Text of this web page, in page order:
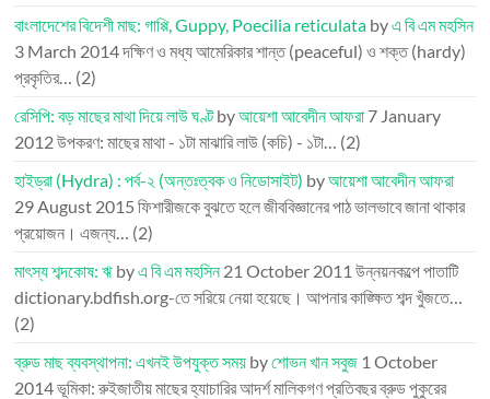
বাংলাদেশের বিদেশী মাছ: গাপ্পি, Guppy, Poecilia reticulata byএ বি এম মহসিন
3 March 2014দক্ষিণ ও মধ্য আমেরিকার শান্ত (peaceful) ও শক্ত (hardy)
প্রকৃতির… (2)
রেসিপি: বড় মাছের মাথা দিয়ে লাউ ঘণ্টbyআয়েশা আবেদীন আফরা 7 January
2012উপকরণ: মাছের মাথা - ১টা মাঝারি লাউ (কচি) - ১টা… (2)
হাইড্রা (Hydra) : পর্ব-২ (অন্তঃত্বক ও নিডোসাইট) byআয়েশা আবেদীন আফরা
29 August 2015 ফিশারীজকে বুঝতে হলে জীববিজ্ঞানের পাঠ ভালভাবে জানা থাকার
প্রয়োজন। এজন্য… (2)
মাৎস্য শব্দকোষ: ঋ byএ বি এম মহসিন21 October 2011 উন্নয়নকল্পে পাতাটি
dictionary.bdfish.org-তে সরিয়ে নেয়া হয়েছে। আপনার কাঙ্ক্ষিত শব্দ খুঁজতে…
(2)
ব্রুড মাছ ব্যবস্থাপনা: এখনই উপযুক্ত সময় byশোভন খান সবুজ 1 October
2014ভূমিকা: রুইজাতীয় মাছের হ্যাচারির আদর্শ মালিকগণ প্রতিবছর ব্রুড পুকুরের